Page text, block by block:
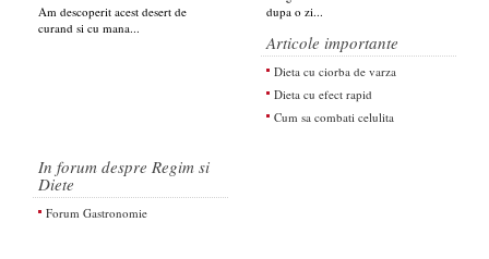
Am descoperit acest desert de
curand si cu mana...
dupa o zi...
Articole importante
Dieta cu ciorba de varza
Dieta cu efect rapid
Cum sa combati celulita
In forum despre Regim si
Diete
Forum Gastronomie